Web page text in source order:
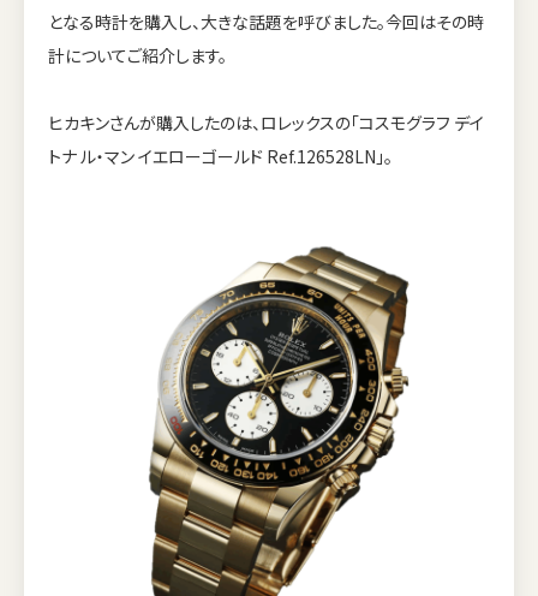
となる時計を購入し、大きな話題を呼びました。今回はその時
計についてご紹介します。
ヒカキンさんが購入したのは、ロレックスの「コスモグラフ デイ
トナ ル・マン イエローゴールド Ref.126528LN」。